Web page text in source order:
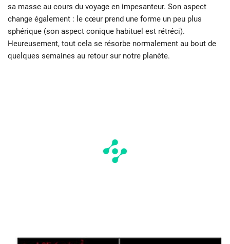
sa masse au cours du voyage en impesanteur. Son aspect
change également : le cœur prend une forme un peu plus
sphérique (son aspect conique habituel est rétréci).
Heureusement, tout cela se résorbe normalement au bout de
quelques semaines au retour sur notre planète.